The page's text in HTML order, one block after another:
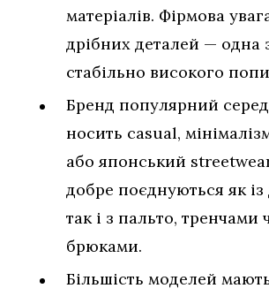
матеріалів. Фірмова
дрібних деталей — одна
стабільно високого
Бренд популярний серед
носить casual,
або японський
добре поєднуються як
так і з пальто,
брюками.
Більшість моделей